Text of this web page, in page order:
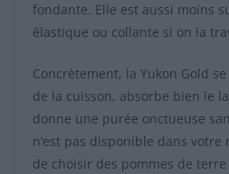
fondante. Elle est aussi moins
élastique ou collante si on la
Concrètement, la Yukon Gold
de la cuisson, absorbe bien le
donne une purée onctueuse
n’est pas disponible dans
de choisir des pommes de